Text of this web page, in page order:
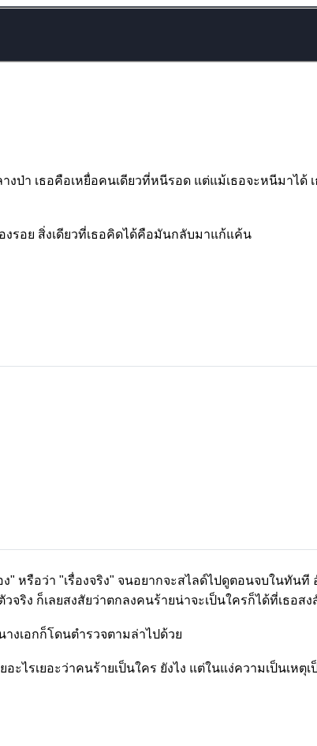
ป่า เธอคือเหยื่อคนเดียวที่หนีรอด แต่แม้เธอจะหนีมาได้
งรอย สิ่งเดียวที่เธอคิดได้คือมันกลับมาแก้แค้น
" หรือว่า "เรื่องจริง" จนอยากจะสไลด์ไปดูตอนจบในทัน
จริง ก็เลยสงสัยว่าตกลงคนร้ายน่าจะเป็นใครก็ได้ที่เธอสง
งเอกก็โดนตำรวจตามล่าไปด้วย
ะไรเยอะว่าคนร้ายเป็นใคร ยังไง แต่ในแง่ความเป็นเห